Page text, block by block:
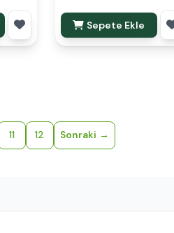
Sepete Ekle
11 12 Sonraki